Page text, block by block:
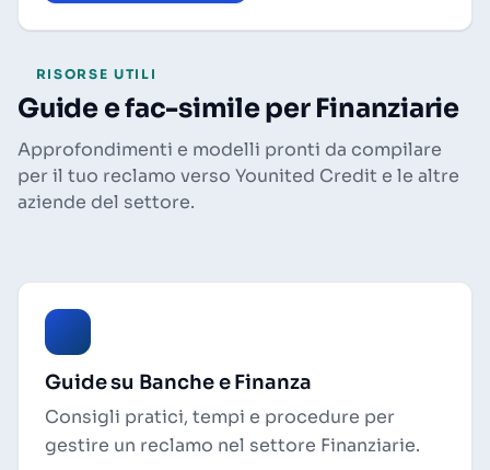
RISORSE UTILI
Guide e fac-simile per Finanziarie
Approfondimenti e modelli pronti da compilare
per il tuo reclamo verso Younited Credit e le altre
aziende del settore.
Guide su Banche e Finanza
Consigli pratici, tempi e procedure per
gestire un reclamo nel settore Finanziarie.